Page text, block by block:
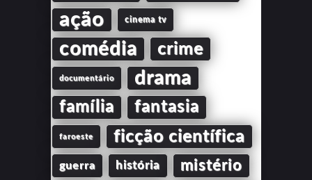
ação cinema tv
comédia crime
documentário drama
família fantasia
faroeste ficção científica
guerra história mistério